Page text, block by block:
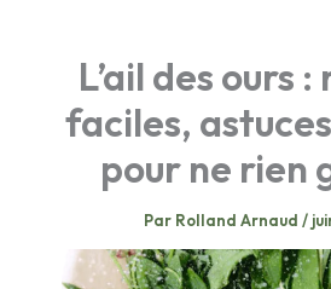
L’ail des ours
faciles,
pour ne rien
Par Rolland Arnaud /